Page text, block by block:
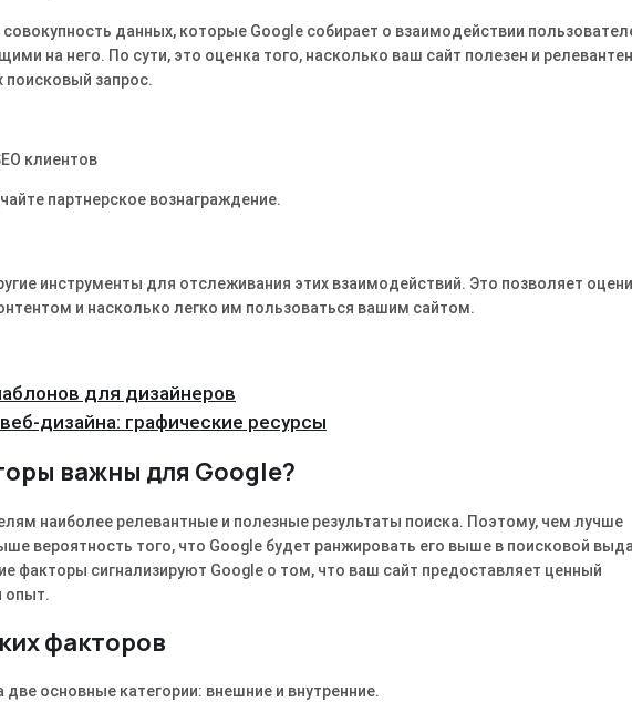
данных, которые Google собирает о взаимодействии
на него. По сути, это оценка того, насколько ваш сайт полезен и релевантен
поисковый запрос.
клиентов
партнерское вознаграждение.
инструменты для отслеживания этих взаимодействий. Это позволяет
и насколько легко им пользоваться вашим сайтом.
для дизайнеров
дизайна: графические ресурсы
важны для Google?
наиболее релевантные и полезные результаты поиска. Поэтому, чем лучше
вероятность того, что Google будет ранжировать его выше в поисковой
факторы сигнализируют Google о том, что ваш сайт предоставляет ценный
опыт.
факторов
основные категории: внешние и внутренние.